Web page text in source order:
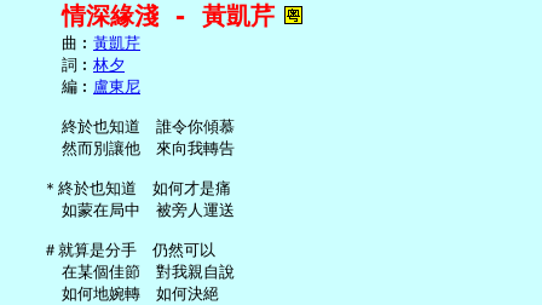
情深緣淺 - 黃凱芹
     曲︰
黃凱芹
     詞︰
林夕
     編︰
盧東尼
     終於也知道　誰令你傾慕
     然而別讓他　來向我轉告
   ＊終於也知道　如何才是痛
     如蒙在局中　被旁人運送
   ＃就算是分手　仍然可以
     在某個佳節　對我親自說
     如何地婉轉　如何決絕